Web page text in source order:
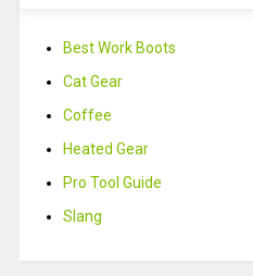
Best Work Boots
Cat Gear
Coffee
Heated Gear
Pro Tool Guide
Slang